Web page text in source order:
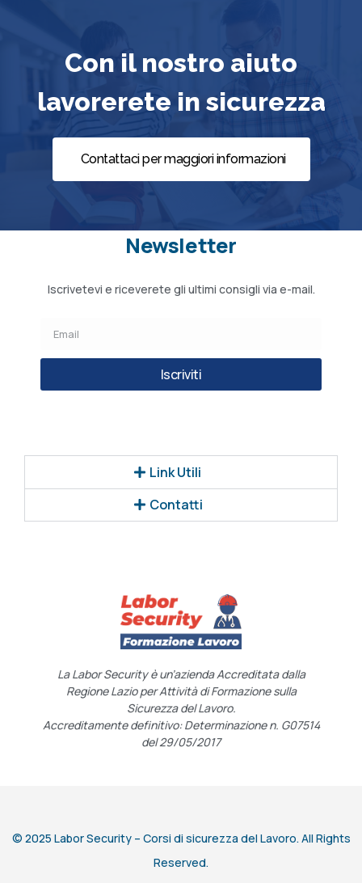
Con il nostro aiuto
lavorerete in sicurezza
Contattaci per maggiori informazioni
Newsletter
Iscrivetevi e riceverete gli ultimi consigli via e-mail.
Iscriviti
Link Utili
Contatti
La Labor Security è un’azienda Accreditata dalla
Regione Lazio per Attività di Formazione sulla
Sicurezza del Lavoro.
Accreditamente definitivo: Determinazione n. G07514
del 29/05/2017
© 2025 Labor Security – Corsi di sicurezza del Lavoro. All Rights
Reserved.